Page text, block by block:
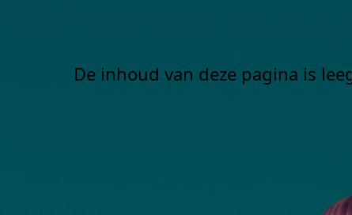
De inhoud van deze pagina is